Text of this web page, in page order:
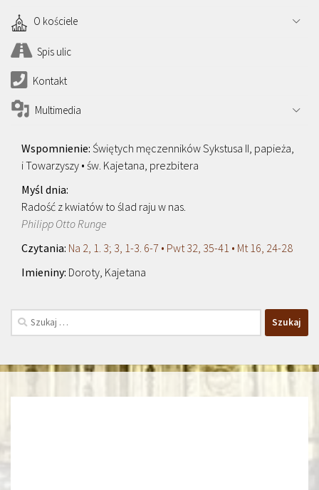
O kościele
Spis ulic
Kontakt
Multimedia
Świętych męczenników Sykstusa II, papieża,
i Towarzyszy • św. Kajetana, prezbitera
Radość z kwiatów to ślad raju w nas.
Philipp Otto Runge
Na 2, 1. 3; 3, 1-3. 6-7 • Pwt 32, 35-41 • Mt 16, 24-28
Doroty, Kajetana
Szukaj: